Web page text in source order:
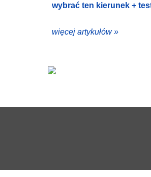
wybrać ten kierunek +
więcej artykułów »